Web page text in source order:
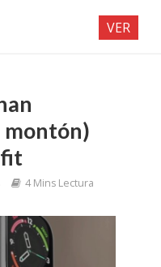
montón)
4 Mins Lectura
VER